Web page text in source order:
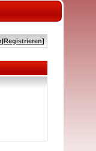
|Registrieren]